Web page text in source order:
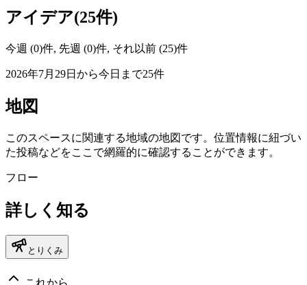
アイデア(25件)
今週 (0)件, 先週 (0)件, それ以前 (25)件
2026年7月29日から今日まで25件
地図
このスペースに関連する地域の地図です。位置情報に紐づい
た投稿などをここで網羅的に確認することができます。
フロー
詳しく知る
とりくみ
これから